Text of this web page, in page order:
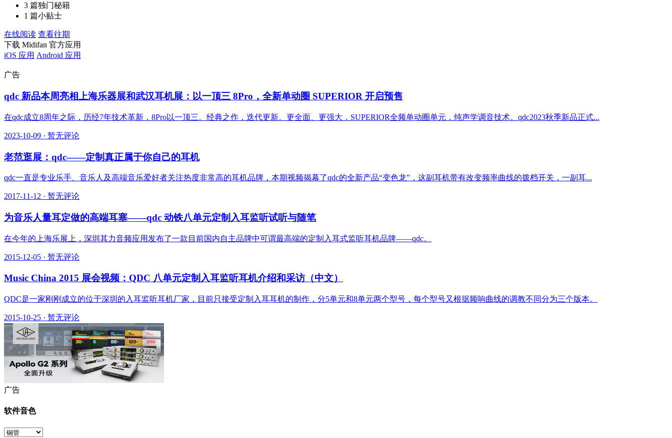
3 篇独门秘籍
1 篇小贴士
在线阅读 查看往期
下载 Midifan 官方应用
iOS 应用 Android 应用
广告
qdc 新品本周亮相上海乐器展和武汉耳机展：以一顶三 8Pro，全新单动圈 SUPERIOR 开启预售
在qdc成立8周年之际，历经7年技术革新，8Pro以一顶三。经典之作，迭代更新。更全面、更强大，SUPERIOR全频单动圈单元，纯声学调音技术。qdc2023秋季新品正式...
2023-10-09 · 暂无评论
老范逛展：qdc——定制真正属于你自己的耳机
qdc一直是专业乐手、音乐人及高端音乐爱好者关注热度非常高的耳机品牌，本期视频揭幕了qdc的全新产品“变色龙”，这副耳机带有改变频率曲线的拨档开关，一副耳...
2017-11-12 · 暂无评论
为音乐人量耳定做的高端耳塞——qdc 动铁八单元定制入耳监听试听与随笔
在今年的上海乐展上，深圳其力音频应用发布了一款目前国内自主品牌中可谓最高端的定制入耳式监听耳机品牌——qdc。
2015-12-05 · 暂无评论
Music China 2015 展会视频：QDC 八单元定制入耳监听耳机介绍和采访（中文）
QDC是一家刚刚成立的位于深圳的入耳监听耳机厂家，目前只接受定制入耳耳机的制作，分5单元和8单元两个型号，每个型号又根据频响曲线的调教不同分为三个版本。
2015-10-25 · 暂无评论
广告
软件音色